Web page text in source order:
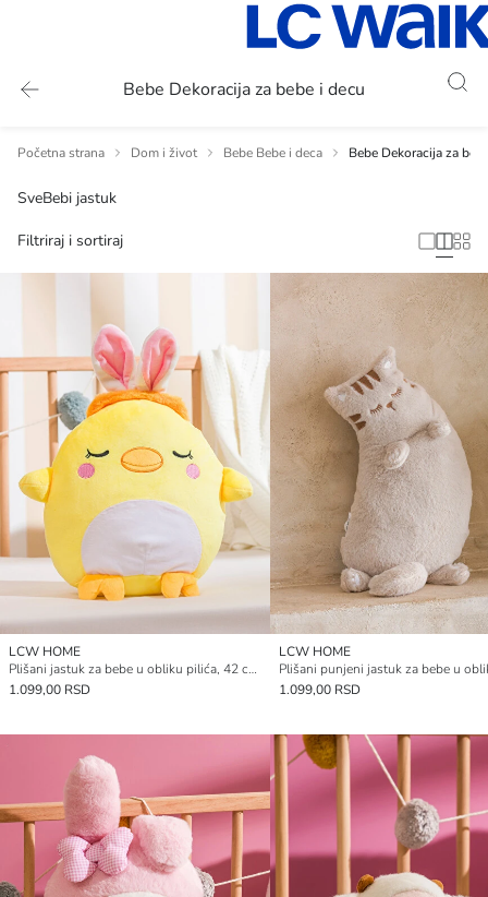
Bebe Dekoracija za bebe i decu
Početna strana Dom i život Bebe Bebe i deca Bebe Dekoracija za
SveBebi jastuk
Filtriraj i sortiraj
LCW HOME
Plišani jastuk za bebe u obliku pilića, 42 cm.
1.099,00 RSD
LCW HOME
1.099,00 RSD